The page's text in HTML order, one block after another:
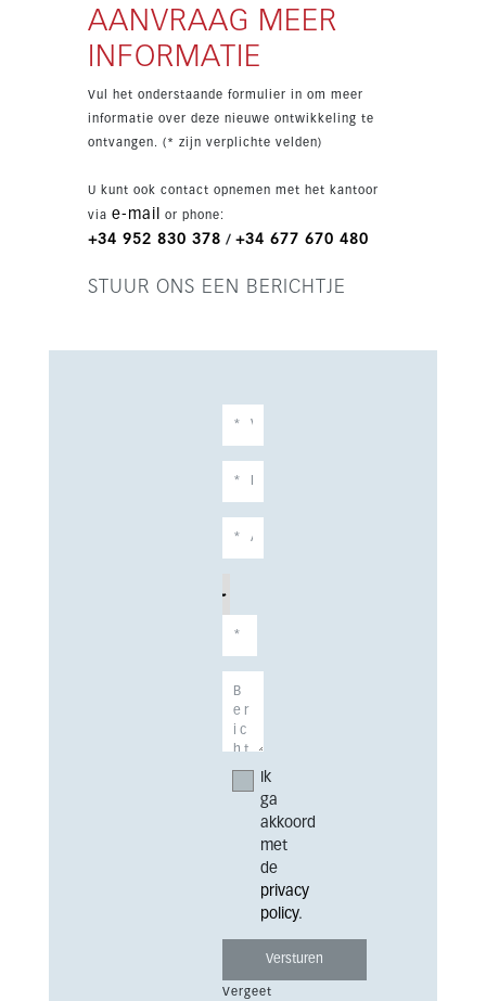
Binnen een beveiligde resortachtige community
zijn er spa-faciliteiten, een fitnessruimte en een
beachclub. De ligging is zeer gewild en ligt op
AANVRAAG MEER
INFORMATIE
Vul het onderstaande formulier in om meer
informatie over deze nieuwe ontwikkeling te
ontvangen. (* zijn verplichte velden)
U kunt ook contact opnemen met het kantoor
via e-mail or phone:
+34 952 830 378 / +34 677 670 480
STUUR ONS EEN BERICHTJE
Ik
ga
akkoord
met
de
privacy
policy.
Vergeet